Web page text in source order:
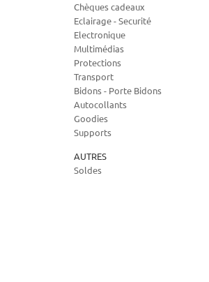
Chèques cadeaux
Eclairage - Securité
Electronique
Multimédias
Protections
Transport
Bidons - Porte Bidons
Autocollants
Goodies
Supports
AUTRES
Soldes